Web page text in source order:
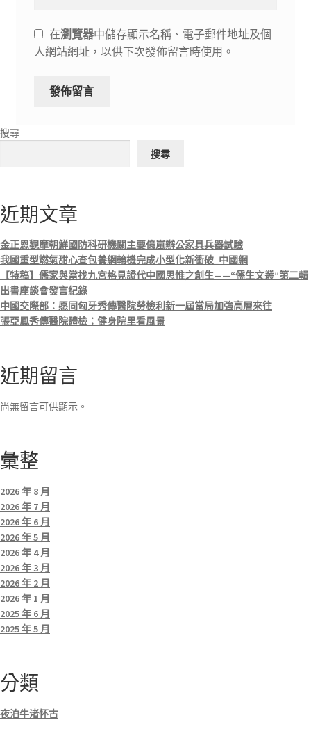
在瀏覽器中儲存顯示名稱、電子郵件地址及個
人網站網址，以供下次發佈留言時使用。
搜尋
搜尋
近期文章
金正恩觀摩朝鮮國防科研機關主要億嵐辦公家具兵器試驗
我國重型燃氣甜心查包養網輪機完成小型化新衝破_中國網
【特稿】儒家與當找九宮格見證代中國思惟之創生——“儒生文叢”第二輯
出書座談會發言紀錄
中國交際部：愿同匈牙秀傳醫院勞檢利新一屆當局加強高層來往
張亞鳳秀傳醫院體檢：健身院里看風景
近期留言
尚無留言可供顯示。
彙整
2026 年 8 月
2026 年 7 月
2026 年 6 月
2026 年 5 月
2026 年 4 月
2026 年 3 月
2026 年 2 月
2026 年 1 月
2025 年 6 月
2025 年 5 月
分類
夜泊牛渚怀古